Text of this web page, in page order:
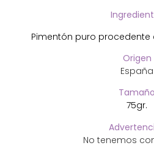
Pimentón puro
Origen
España
Tamaño
75gr.
No tenemos